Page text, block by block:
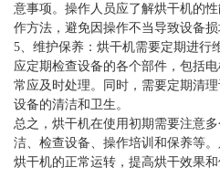
意事项。操作人员应了解烘干机的
作方法，避免因操作不当导致设备损
5、维护保养：烘干机需要定期进行
应定期检查设备的各个部件，包括
常应及时处理。同时，需要定期清
设备的清洁和卫生。
总之，烘干机在使用初期需要注意
洁、检查设备、操作培训和保养等
烘干机的正常运转，提高烘干效果和